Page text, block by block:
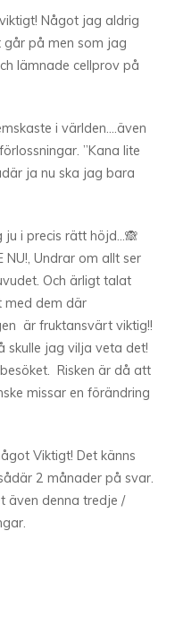
Något jag aldrig
på men som jag
lämnade cellprov på
i världen….även
”Kana lite
ja nu ska jag bara
ju i precis rätt höjd…🙈
NU!, Undrar om allt ser
Och ärligt talat
med dem där
är fruktansvärt viktig!!
skulle jag vilja veta det!
Risken är då att
missar en förändring
Viktigt! Det känns
2 månader på svar.
även denna tredje /